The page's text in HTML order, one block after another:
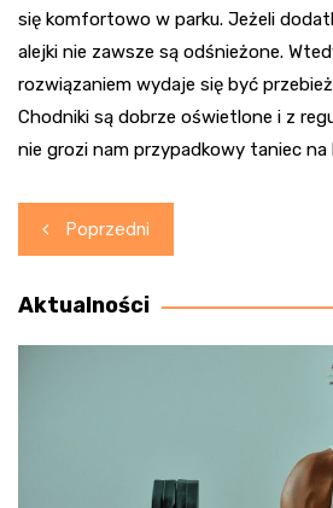
się komfortowo w parku. Jeżeli
alejki nie zawsze są odśnieżone.
rozwiązaniem wydaje się być
Chodniki są dobrze oświetlone i z
nie grozi nam przypadkowy taniec na
Nawigacja
wpisu
Poprzedni
Aktualności